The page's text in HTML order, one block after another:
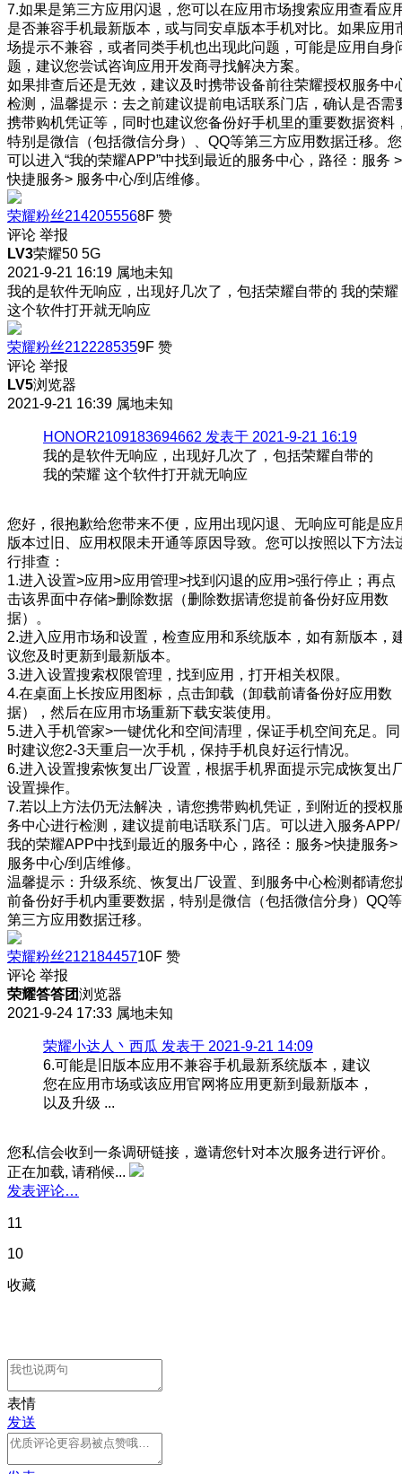
7.如果是第三方应用闪退，您可以在应用市场搜索应用查看应
是否兼容手机最新版本，或与同安卓版本手机对比。如果应用
场提示不兼容，或者同类手机也出现此问题，可能是应用自身
题，建议您尝试咨询应用开发商寻找解决方案。
如果排查后还是无效，建议及时携带设备前往荣耀授权服务中
检测，温馨提示：去之前建议提前电话联系门店，确认是否需
携带购机凭证等，同时也建议您备份好手机里的重要数据资料
特别是微信（包括微信分身）、QQ等第三方应用数据迁移。您
可以进入“我的荣耀APP”中找到最近的服务中心，路径：服务 >
快捷服务> 服务中心/到店维修。
荣耀粉丝2142055568F 赞
评论 举报
LV3荣耀50 5G
2021-9-21 16:19 属地未知
我的是软件无响应，出现好几次了，包括荣耀自带的 我的荣耀
这个软件打开就无响应
荣耀粉丝2122285359F 赞
评论 举报
LV5浏览器
2021-9-21 16:39 属地未知
HONOR2109183694662 发表于 2021-9-21 16:19
我的是软件无响应，出现好几次了，包括荣耀自带的
我的荣耀 这个软件打开就无响应
您好，很抱歉给您带来不便，应用出现闪退、无响应可能是应
版本过旧、应用权限未开通等原因导致。您可以按照以下方法
行排查：
1.进入设置>应用>应用管理>找到闪退的应用>强行停止；再点
击该界面中存储>删除数据（删除数据请您提前备份好应用数
据）。
2.进入应用市场和设置，检查应用和系统版本，如有新版本，
议您及时更新到最新版本。
3.进入设置搜索权限管理，找到应用，打开相关权限。
4.在桌面上长按应用图标，点击卸载（卸载前请备份好应用数
据），然后在应用市场重新下载安装使用。
5.进入手机管家>一键优化和空间清理，保证手机空间充足。同
时建议您2-3天重启一次手机，保持手机良好运行情况。
6.进入设置搜索恢复出厂设置，根据手机界面提示完成恢复出
设置操作。
7.若以上方法仍无法解决，请您携带购机凭证，到附近的授权
务中心进行检测，建议提前电话联系门店。可以进入服务APP/
我的荣耀APP中找到最近的服务中心，路径：服务>快捷服务>
服务中心/到店维修。
温馨提示：升级系统、恢复出厂设置、到服务中心检测都请您
前备份好手机内重要数据，特别是微信（包括微信分身）QQ等
第三方应用数据迁移。
荣耀粉丝21218445710F 赞
评论 举报
荣耀答答团浏览器
2021-9-24 17:33 属地未知
荣耀小达人丶西瓜 发表于 2021-9-21 14:09
6.可能是旧版本应用不兼容手机最新系统版本，建议
您在应用市场或该应用官网将应用更新到最新版本，
以及升级 ...
您私信会收到一条调研链接，邀请您针对本次服务进行评价。
正在加载, 请稍候...
发表评论…
11
10
收藏
表情
发送